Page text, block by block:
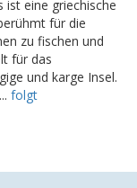
ist eine griechische
für die
zu fischen und
für das
und karge Insel.
folgt